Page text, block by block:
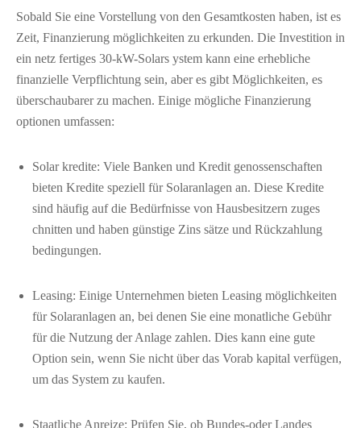
Sobald Sie eine Vorstellung von den Gesamtkosten haben, ist es
Zeit, Finanzierung möglichkeiten zu erkunden. Die Investition in
ein netz fertiges 30-kW-Solars ystem kann eine erhebliche
finanzielle Verpflichtung sein, aber es gibt Möglichkeiten, es
überschaubarer zu machen. Einige mögliche Finanzierung
optionen umfassen:
Solar kredite: Viele Banken und Kredit genossenschaften
bieten Kredite speziell für Solaranlagen an. Diese Kredite
sind häufig auf die Bedürfnisse von Hausbesitzern zuges
chnitten und haben günstige Zins sätze und Rückzahlung
bedingungen.
Leasing: Einige Unternehmen bieten Leasing möglichkeiten
für Solaranlagen an, bei denen Sie eine monatliche Gebühr
für die Nutzung der Anlage zahlen. Dies kann eine gute
Option sein, wenn Sie nicht über das Vorab kapital verfügen,
um das System zu kaufen.
Staatliche Anreize: Prüfen Sie, ob Bundes-oder Landes